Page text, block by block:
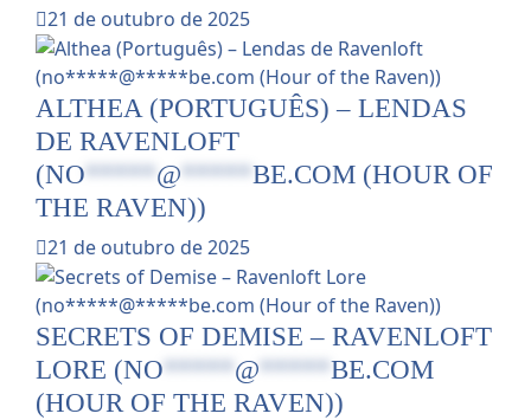
21 de outubro de 2025
ALTHEA (PORTUGUÊS) – LENDAS
DE RAVENLOFT
(NO*****@*****BE.COM (HOUR OF
THE RAVEN))
21 de outubro de 2025
SECRETS OF DEMISE – RAVENLOFT
LORE (NO*****@*****BE.COM
(HOUR OF THE RAVEN))